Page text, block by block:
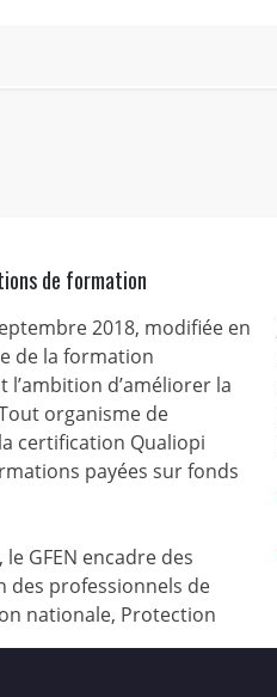
de formation
2018, modifiée en
de la formation
d’améliorer la
organisme de
certification Qualiopi
payées sur fonds
GFEN encadre des
des professionnels de
nationale, Protection